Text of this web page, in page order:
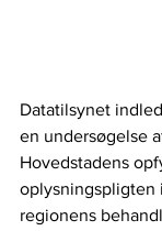
Datatilsynet
en undersøgelse
Hovedstadens
oplysningspligten
regionens